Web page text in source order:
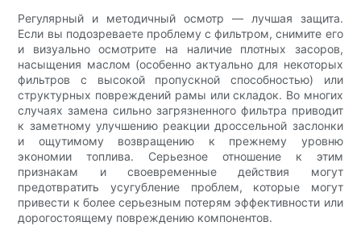
Регулярный и методичный осмотр — лучшая защита.
Если вы подозреваете проблему с фильтром, снимите его
и визуально осмотрите на наличие плотных засоров,
насыщения маслом (особенно актуально для некоторых
фильтров с высокой пропускной способностью) или
структурных повреждений рамы или складок. Во многих
случаях замена сильно загрязненного фильтра приводит
к заметному улучшению реакции дроссельной заслонки
и ощутимому возвращению к прежнему уровню
экономии топлива. Серьезное отношение к этим
признакам и своевременные действия могут
предотвратить усугубление проблем, которые могут
привести к более серьезным потерям эффективности или
дорогостоящему повреждению компонентов.